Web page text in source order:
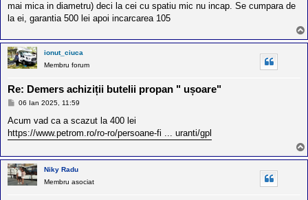
mai mica in diametru) deci la cei cu spatiu mic nu incap. Se cumpara de
la ei, garantia 500 lei apoi incarcarea 105
ionut_ciuca
Membru forum
Re: Demers achiziții butelii propan " ușoare"
M
s
j
06 Ian 2025, 11:59
Acum vad ca a scazut la 400 lei
https://www.petrom.ro/ro-ro/persoane-fi ... uranti/gpl
Niky Radu
Membru asociat